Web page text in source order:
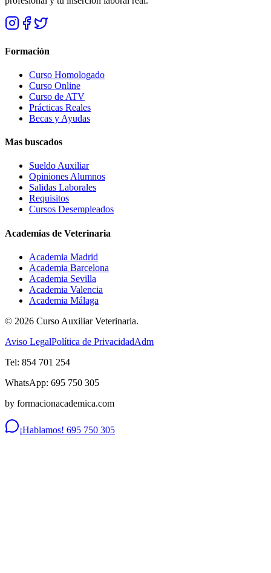
Formación
Curso Homologado
Curso Online
Curso de ATV
Prácticas Reales
Becas y Ayudas
Mas buscados
Sueldo Auxiliar
Opiniones Alumnos
Salidas Laborales
Requisitos
Cursos Desempleados
Academias de Veterinaria
Academia Madrid
Academia Barcelona
Academia Sevilla
Academia Valencia
Academia Málaga
© 2026 Curso Auxiliar Veterinaria.
Aviso LegalPolítica de PrivacidadAdm
Tel: 854 701 254
WhatsApp: 695 750 305
by formacionacademica.com
¡Hablamos! 695 750 305